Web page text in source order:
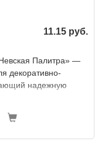
11.15 руб.
Палитра» —
декоративно-
надежную
для нанесения
прочное,